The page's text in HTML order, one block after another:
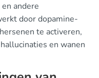
andere
door dopamine-
te activeren,
en wanen